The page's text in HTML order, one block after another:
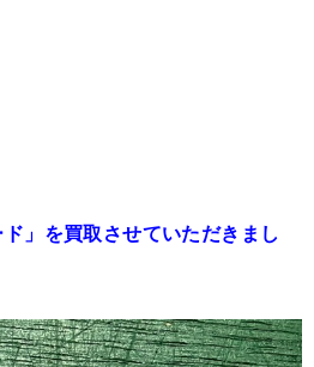
」を買取させていただきまし